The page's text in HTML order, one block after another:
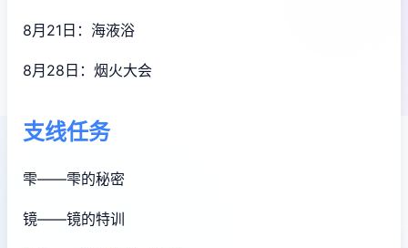
8月21日：海液浴
8月28日：烟火大会
支线任务
雫——雫的秘密
镜——镜的特训